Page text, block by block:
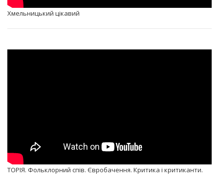
Хмельницький цікавий
ТОРІЯ. Фольклорний спів. Євробачення. Критика і критиканти.